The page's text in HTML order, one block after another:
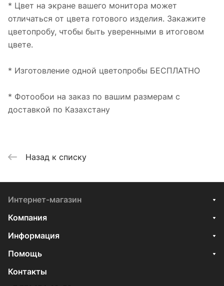
* Цвет на экране вашего монитора может
отличаться от цвета готового изделия. Закажите
цветопробу, чтобы быть уверенными в итоговом
цвете.
* Изготовление одной цветопробы БЕСПЛАТНО
* Фотообои на заказ по вашим размерам с
доставкой по Казахстану
Назад к списку
Интернет-магазин
Компания
Информация
Помощь
Контакты